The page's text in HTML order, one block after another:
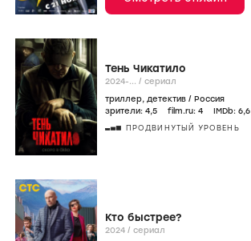
Тень Чикатило
2024-... / сериал
триллер, детектив / Россия
зрители: 4,5 film.ru: 4 IMDb: 6,6
ПРОДВИНУТЫЙ УРОВЕНЬ
Кто быстрее?
2024 / сериал